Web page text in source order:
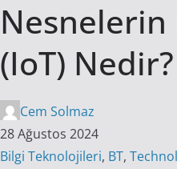
(IoT) Nedir?
Cem Solmaz
28 Ağustos 2024
Bilgi Teknolojileri, BT,